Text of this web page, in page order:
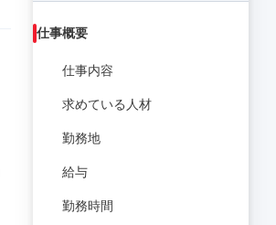
仕事概要
仕事内容
求めている人材
勤務地
給与
勤務時間